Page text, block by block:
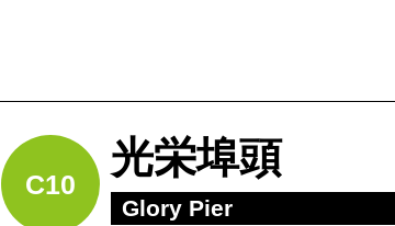
C10
光栄埠頭
Glory Pier